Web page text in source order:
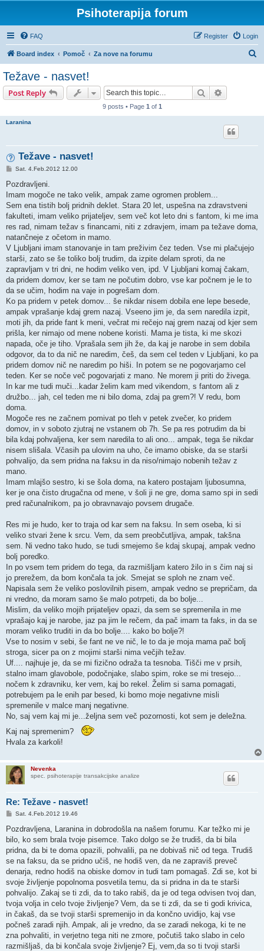
Psihoterapija forum
FAQ Login
Register
Board index Pomoč Za nove na forumu
Težave - nasvet!
Post Reply Search
9 posts • Page 1 of 1
Laranina
Težave - nasvet!
P
s
Sat. 4.Feb.2012 12.00
Pozdravljeni.
Imam mogoče ne tako velik, ampak zame ogromen problem...
Sem ena tistih bolj pridnih deklet. Stara 20 let, uspešna na zdravstveni
fakulteti, imam veliko prijateljev, sem več kot leto dni s fantom, ki me ima
res rad, nimam težav s financami, niti z zdravjem, imam pa težave doma,
natančneje z očetom in mamo.
V Ljubljani imam stanovanje in tam preživim čez teden. Vse mi plačujejo
starši, zato se še toliko bolj trudim, da izpite delam sproti, da ne
zapravljam v tri dni, ne hodim veliko ven, ipd. V Ljubljani komaj čakam,
da pridem domov, ker se tam ne počutim dobro, vse kar počnem je le to
da se učim, hodim na vaje in pogrešam dom.
Ko pa pridem v petek domov... še nikdar nisem dobila ene lepe besede,
ampak vprašanje kdaj grem nazaj. Vseeno jim je, da sem naredila izpit,
moti jih, da pride fant k meni, večrat mi rečejo naj grem nazaj od kjer sem
prišla, ker nimajo od mene nobene koristi. Mama je tista, ki me skozi
napada, oče je tiho. Vprašala sem jih že, da kaj je narobe in sem dobila
odgovor, da to da nič ne naredim, češ, da sem cel teden v Ljubljani, ko pa
pridem domov nič ne naredim po hiši. In potem se ne pogovarjamo cel
teden. Ker se noče več pogovarjati z mano. Ne morem ji priti do živega.
In kar me tudi muči...kadar želim kam med vikendom, s fantom ali z
družbo... jah, cel teden me ni bilo doma, zdaj pa grem?! V redu, bom
doma.
Mogoče res ne začnem pomivat po tleh v petek zvečer, ko pridem
domov, in v soboto zjutraj ne vstanem ob 7h. Se pa res potrudim da bi
bila kdaj pohvaljena, ker sem naredila to ali ono... ampak, tega še nikdar
nisem slišala. Včasih pa ulovim na uho, če imamo obiske, da se starši
pohvalijo, da sem pridna na faksu in da niso/nimajo nobenih težav z
mano.
Imam mlajšo sestro, ki se šola doma, na katero postajam ljubosumna,
ker je ona čisto drugačna od mene, v šoli ji ne gre, doma samo spi in sedi
pred računalnikom, pa jo obravnavajo povsem drugače.
Res mi je hudo, ker to traja od kar sem na faksu. In sem oseba, ki si
veliko stvari žene k srcu. Vem, da sem preobčutljiva, ampak, takšna
sem. Ni vedno tako hudo, se tudi smejemo še kdaj skupaj, ampak vedno
bolj poredko.
In po vsem tem pridem do tega, da razmišljam katero žilo in s čim naj si
jo prerežem, da bom končala ta jok. Smejat se sploh ne znam več.
Napisala sem že veliko poslovilnih pisem, ampak vedno se prepričam, da
ni vredno, da moram samo še malo potrpeti, da bo bolje...
Mislim, da veliko mojih prijateljev opazi, da sem se spremenila in me
vprašajo kaj je narobe, jaz pa jim le rečem, da pač imam ta faks, in da se
moram veliko truditi in da bo bolje.... kako bo bolje?!
Vse to nosim v sebi, še fant ne ve nič, le to da je moja mama pač bolj
stroga, sicer pa on z mojimi starši nima večjih težav.
Uf.... najhuje je, da se mi fizično odraža ta tesnoba. Tišči me v prsih,
stalno imam glavobole, podočnjake, slabo spim, roke se mi tresejo...
nočem k zdravniku, ker vem, kaj bo rekel. Želim si sama pomagati,
potrebujem pa le enih par besed, ki bomo moje negativne misli
spremenile v malce manj negativne.
No, saj vem kaj mi je...željna sem več pozornosti, kot sem je deležna.
Kaj naj spremenim?
Hvala za karkoli!
Nevenka
spec. psihoterapije transakcijske analize
Re: Težave - nasvet!
P
s
Sat. 4.Feb.2012 19.46
Pozdravljena, Laranina in dobrodošla na našem forumu. Kar težko mi je
bilo, ko sem brala tvoje pisemce. Tako dolgo se že trudiš, da bi bila
pridna, da bi te doma opazili, pohvalili, pa ne dobivaš nič od tega. Trudiš
se na faksu, da se pridno učiš, ne hodiš ven, da ne zapraviš preveč
denarja, redno hodiš na obiske domov in tudi tam pomagaš. Zdi se, kot bi
svoje življenje popolnoma posvetila temu, da si pridna in da te starši
pohvalijo. Zakaj se ti zdi, da to tako rabiš, da je od tega odvisen tvoj dan,
tvoja volja in celo tvoje življenje? Vem, da se ti zdi, da se ti godi krivica,
in čakaš, da se tvoji starši spremenijo in da končno uvidijo, kaj vse
počneš zaradi njih. Ampak, ali je vredno, da se zaradi nekoga, ki te ne
zna pohvaliti, in verjetno tega niti ne zmore, počutiš tako slabo in celo
razmišljaš, da bi končala svoje življenje? Ej, vem,da so ti tvoji starši